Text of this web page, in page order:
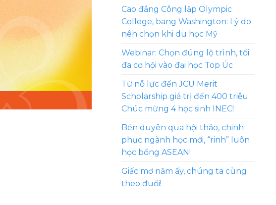
Cao đẳng Công lập Olympic
College, bang Washington: Lý do
nên chọn khi du học Mỹ
Webinar: Chọn đúng lộ trình, tối
đa cơ hội vào đại học Top Úc
Từ nỗ lực đến JCU Merit
Scholarship giá trị đến 400 triệu:
Chúc mừng 4 học sinh INEC!
Bén duyên qua hội thảo, chinh
phục ngành học mới, “rinh” luôn
học bổng ASEAN!
Giấc mơ năm ấy, chúng ta cùng
theo đuổi!